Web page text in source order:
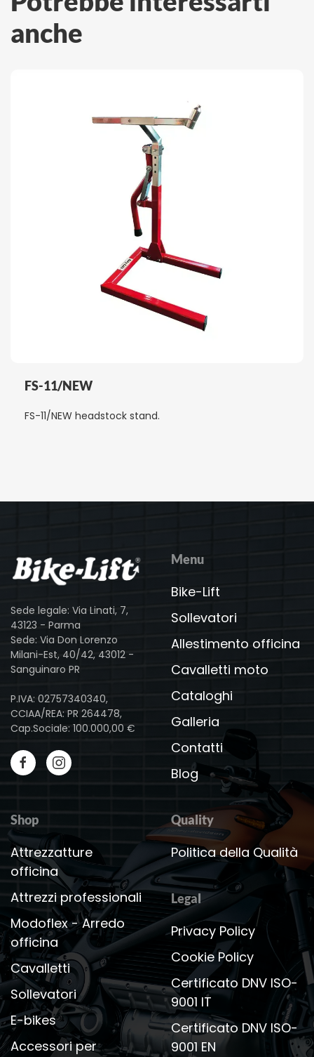
anche
FS-11/NEW
FS-11/NEW headstock stand.
Sede legale: Via Linati, 7,
43123 - Parma
Sede: Via Don Lorenzo
Milani-Est, 40/42, 43012 -
Sanguinaro PR
P.IVA: 02757340340,
CCIAA/REA: PR 264478,
Cap.Sociale: 100.000,00 €
Menu
Bike-Lift
Sollevatori
Allestimento officina
Cavalletti moto
Cataloghi
Galleria
Contatti
Blog
Shop
Attrezzatture
officina
Attrezzi professionali
Modoflex - Arredo
officina
Cavalletti
Sollevatori
E-bikes
Accessori per
Quality
Politica della Qualità
Legal
Privacy Policy
Cookie Policy
Certificato DNV ISO-
9001 IT
Certificato DNV ISO-
9001 EN